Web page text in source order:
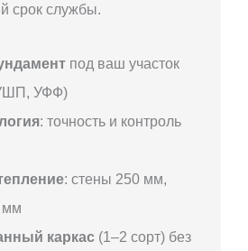
срок службы.
под ваш участок
УФФ)
: точность и контроль
: стены 250 мм,
мм
каркас (1–2 сорт) без